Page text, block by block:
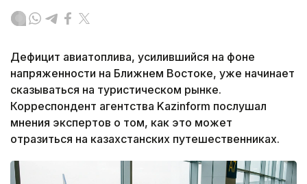
Дефицит авиатоплива, усилившийся на фоне
напряженности на Ближнем Востоке, уже начинает
сказываться на туристическом рынке.
Корреспондент агентства Kazinform послушал
мнения экспертов о том, как это может
отразиться на казахстанских путешественниках.